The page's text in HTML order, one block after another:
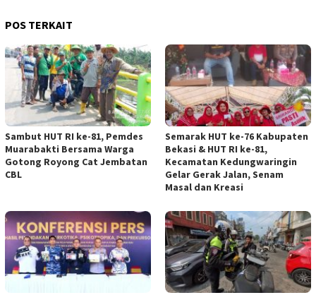
POS TERKAIT
Sambut HUT RI ke-81, Pemdes
Muarabakti Bersama Warga
Gotong Royong Cat Jembatan
CBL
Semarak HUT ke-76 Kabupaten
Bekasi & HUT RI ke-81,
Kecamatan Kedungwaringin
Gelar Gerak Jalan, Senam
Masal dan Kreasi